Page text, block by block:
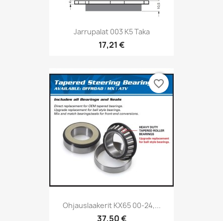
Jarrupalat 003 K5 Taka
17,21 €
Ohjauslaakerit KX65 00-24,...
37,50 €
favorite_border